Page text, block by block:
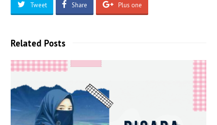
Tweet Share Plus one
Related Posts